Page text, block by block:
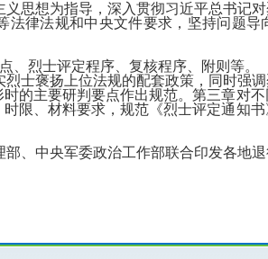
思想为指导，深入贯彻习近平总书记
律法规和中央文件要求，坚持问题
、烈士评定程序、复核程序、附则等。
士褒扬上位法规的配套政策，同时强
的主要研判要点作出规范。第三章对
限、材料要求，规范《烈士评定通知
、中央军委政治工作部联合印发各地